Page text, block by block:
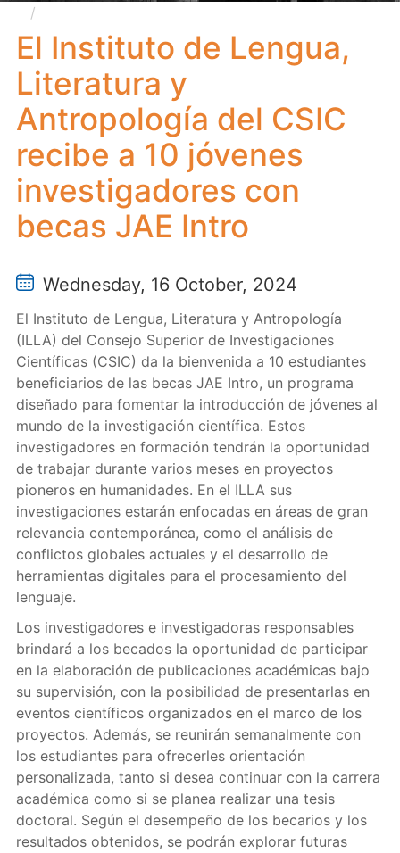
del CSIC recibe a 10 jóvenes investigadores con becas
JAE Intro
El Instituto de Lengua,
Literatura y
Antropología del CSIC
recibe a 10 jóvenes
investigadores con
becas JAE Intro
Wednesday, 16 October, 2024
El Instituto de Lengua, Literatura y Antropología
(ILLA) del Consejo Superior de Investigaciones
Científicas (CSIC) da la bienvenida a 10 estudiantes
beneficiarios de las becas JAE Intro, un programa
diseñado para fomentar la introducción de jóvenes al
mundo de la investigación científica. Estos
investigadores en formación tendrán la oportunidad
de trabajar durante varios meses en proyectos
pioneros en humanidades. En el ILLA sus
investigaciones estarán enfocadas en áreas de gran
relevancia contemporánea, como el análisis de
conflictos globales actuales y el desarrollo de
herramientas digitales para el procesamiento del
lenguaje.
Los investigadores e investigadoras responsables
brindará a los becados la oportunidad de participar
en la elaboración de publicaciones académicas bajo
su supervisión, con la posibilidad de presentarlas en
eventos científicos organizados en el marco de los
proyectos. Además, se reunirán semanalmente con
los estudiantes para ofrecerles orientación
personalizada, tanto si desea continuar con la carrera
académica como si se planea realizar una tesis
doctoral. Según el desempeño de los becarios y los
resultados obtenidos, se podrán explorar futuras